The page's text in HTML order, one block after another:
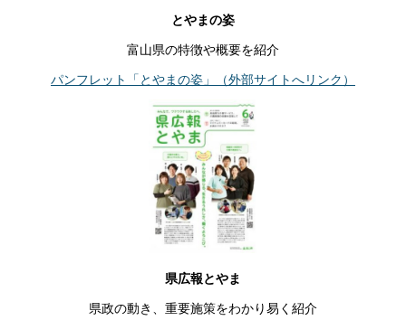
とやまの姿
富山県の特徴や概要を紹介
パンフレット「とやまの姿」（外部サイトへリンク）
県広報とやま
県政の動き、重要施策をわかり易く紹介